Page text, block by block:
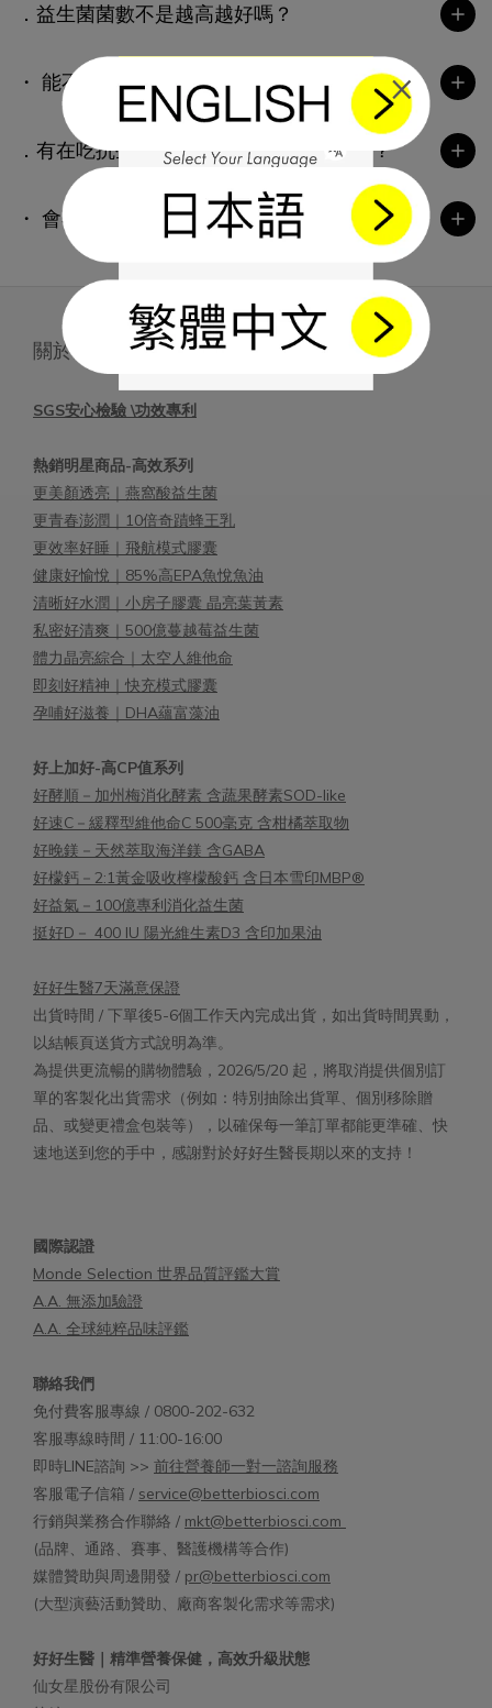
．益生菌菌數不是越高越好嗎？
・ 能不能跟藥物一起吃？
．有在吃抗生素的話，還可以吃好益氣嗎？
・ 會不會有副作用？
關於 好好生醫
SGS安心檢驗 \功效專利
熱銷明星商品-高效系列
更美顏透亮｜燕窩酸益生菌
更青春澎潤｜10倍奇蹟蜂王乳
更效率好睡｜飛航模式膠囊
健康好愉悅｜85%高EPA魚悅魚油
清晰好水潤｜小房子膠囊 晶亮葉黃素
私密好清爽｜500億蔓越莓益生菌
體力晶亮綜合｜太空人維他命
即刻好精神｜快充模式膠囊
孕哺好滋養｜DHA蘊富藻油
好上加好-高CP值系列
好酵順－加州梅消化酵素 含蔬果酵素SOD-like
好速C－緩釋型維他命C 500毫克 含柑橘萃取物
好晚鎂－天然萃取海洋鎂 含GABA
好檬鈣－2:1黃金吸收檸檬酸鈣 含日本雪印MBP®
好益氣－100億專利消化益生菌
挺好D－ 400 IU 陽光維生素D3 含印加果油
好好生醫7天滿意保證
出貨時間 / 下單後5-6個工作天內完成出貨，如出貨時間異動，
以結帳頁送貨方式說明為準。
為提供更流暢的購物體驗，2026/5/20 起，將取消提供個別訂
單的客製化出貨需求（例如：特別抽除出貨單、個別移除贈
品、或變更禮盒包裝等），以確保每一筆訂單都能更準確、快
速地送到您的手中，感謝對於好好生醫長期以來的支持！
國際認證
Monde Selection 世界品質評鑑大賞
A.A. 無添加驗證
A.A. 全球純粹品味評鑑
聯絡我們
免付費客服專線 / 0800-202-632
客服專線時間 / 11:00-16:00
即時LINE諮詢 >> 前往營養師一對一諮詢服務
客服電子信箱 / service@betterbiosci.com
行銷與業務合作聯絡 / mkt@betterbiosci.com
(品牌、通路、賽事、醫護機構等合作)
媒體贊助與周邊開發 / pr@betterbiosci.com
(大型演藝活動贊助、廠商客製化需求等需求)
好好生醫｜精準營養保健，高效升級狀態
仙女星股份有限公司
×